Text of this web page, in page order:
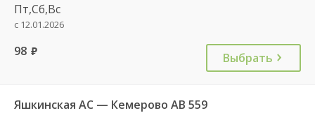
Пт,Сб,Вс
с 12.01.2026
98 руб. Выбрать
Яшкинская АС — Кемерово АВ 559